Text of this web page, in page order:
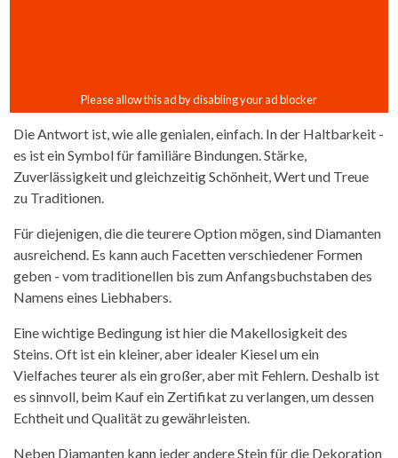
Die Antwort ist, wie alle genialen, einfach. In der Haltbarkeit -
es ist ein Symbol für familiäre Bindungen. Stärke,
Zuverlässigkeit und gleichzeitig Schönheit, Wert und Treue
zu Traditionen.
Für diejenigen, die die teurere Option mögen, sind Diamanten
ausreichend. Es kann auch Facetten verschiedener Formen
geben - vom traditionellen bis zum Anfangsbuchstaben des
Namens eines Liebhabers.
Eine wichtige Bedingung ist hier die Makellosigkeit des
Steins. Oft ist ein kleiner, aber idealer Kiesel um ein
Vielfaches teurer als ein großer, aber mit Fehlern. Deshalb ist
es sinnvoll, beim Kauf ein Zertifikat zu verlangen, um dessen
Echtheit und Qualität zu gewährleisten.
Neben Diamanten kann jeder andere Stein für die Dekoration